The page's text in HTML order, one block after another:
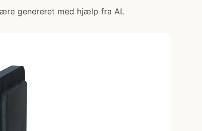
genereret med hjælp fra AI.